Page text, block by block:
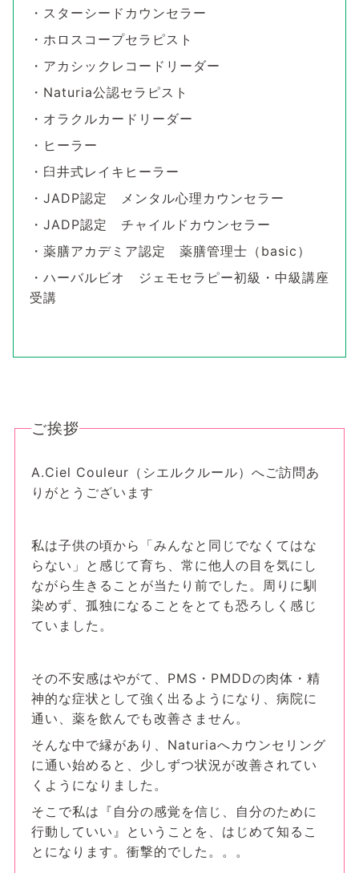
・スターシードカウンセラー
・ホロスコープセラピスト
・アカシックレコードリーダー
・Naturia公認セラピスト
・オラクルカードリーダー
・ヒーラー
・臼井式レイキヒーラー
・JADP認定 メンタル心理カウンセラー
・JADP認定 チャイルドカウンセラー
・薬膳アカデミア認定 薬膳管理士（basic）
・ハーバルビオ ジェモセラピー初級・中級講座
受講
ご挨拶
A.Ciel Couleur（シエルクルール）へご訪問あ
りがとうございます
私は子供の頃から「みんなと同じでなくてはな
らない」と感じて育ち、常に他人の目を気にし
ながら生きることが当たり前でした。周りに馴
染めず、孤独になることをとても恐ろしく感じ
ていました。
その不安感はやがて、PMS・PMDDの肉体・精
神的な症状として強く出るようになり、病院に
通い、薬を飲んでも改善さません。
そんな中で縁があり、Naturiaへカウンセリング
に通い始めると、少しずつ状況が改善されてい
くようになりました。
そこで私は『自分の感覚を信じ、自分のために
行動していい』ということを、はじめて知るこ
とになります。衝撃的でした。。。